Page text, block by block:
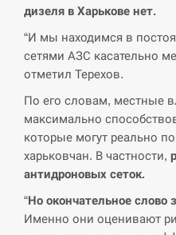
13:40
Біля українського
виявили дрон,
СЕРПЕНЬ
“Они должны быть
ответили, как
СЕРПЕНЬ
13:10
Тайвань проводить
навчання на тлі
дизеля в Харькове нет.
“И мы находимся в
сетями АЗС касательно
отметил Терехов.
По его словам, местные
максимально
которые могут реально
харьковчан. В частности,
антидроновых сеток.
“Но окончательное слово
Именно они оценивают